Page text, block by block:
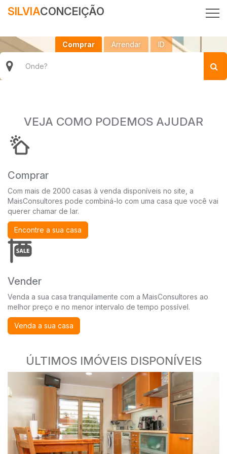
SILVIACONCEIÇÃO
Comprar Arrendar ID
VEJA COMO PODEMOS AJUDAR
Comprar
Com mais de 2000 casas à venda disponíveis no site, a
MaisConsultores pode combiná-lo com uma casa que você vai
querer chamar de lar.
Encontre a sua casa
Vender
Venda a sua casa tranquilamente com a MaisConsultores ao
melhor preço e no menor intervalo de tempo possível.
Venda a sua casa
ÚLTIMOS IMÓVEIS DISPONÍVEIS